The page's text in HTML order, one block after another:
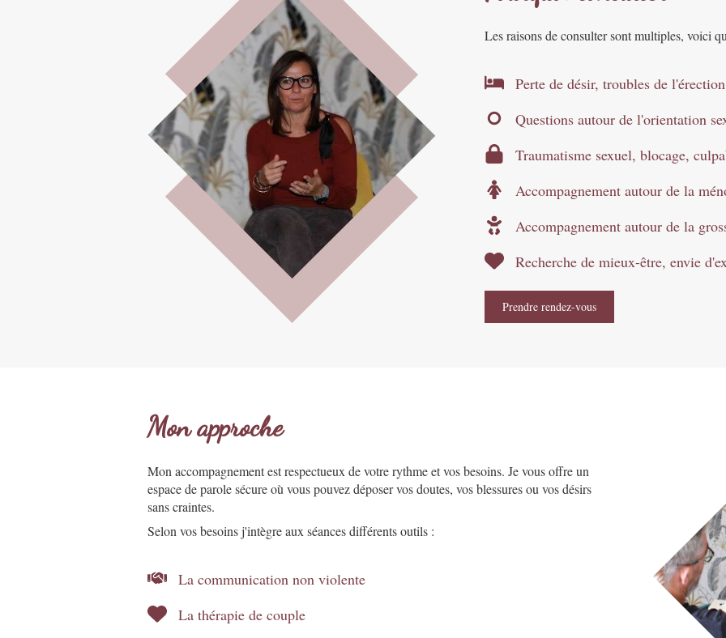
Les raisons de consulter sont multiples, voici
Perte de désir, troubles de
Questions autour de l'orientation
Traumatisme sexuel, blocage,
Accompagnement autour de la
Accompagnement autour de la
Recherche de mieux-être, envie
Prendre rendez-vous
Mon approche
Mon accompagnement est respectueux de votre rythme et vos besoins. Je vous offre un
espace de parole sécure où vous pouvez déposer vos doutes, vos blessures ou vos désirs
sans craintes.
Selon vos besoins j'intègre aux séances différents outils :
La communication non violente
La thérapie de couple